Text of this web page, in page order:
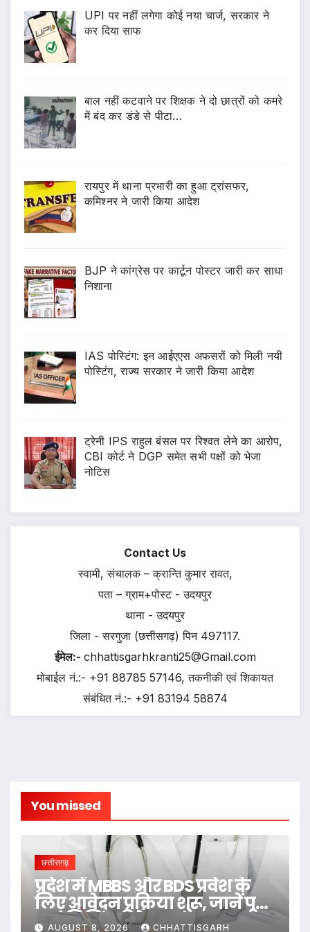
UPI पर नहीं लगेगा कोई नया चार्ज, सरकार ने
कर दिया साफ
बाल नहीं कटवाने पर शिक्षक ने दो छात्रों को कमरे
में बंद कर डंडे से पीटा…
रायपुर में थाना प्रभारी का हुआ ट्रांसफर,
कमिश्नर ने जारी किया आदेश
BJP ने कांग्रेस पर कार्टून पोस्टर जारी कर साधा
निशाना
IAS पोस्टिंग: इन आईएएस अफसरों को मिली नयी
पोस्टिंग, राज्य सरकार ने जारी किया आदेश
ट्रेनी IPS राहुल बंसल पर रिश्वत लेने का आरोप,
CBI कोर्ट ने DGP समेत सभी पक्षों को भेजा
नोटिस
Contact Us
स्वामी, संचालक – क्रान्ति कुमार रावत,
पता – ग्राम+पोस्ट - उदयपुर
थाना - उदयपुर
जिला - सरगुजा (छत्तीसगढ़) पिन 497117.
ईमेल:- chhattisgarhkranti25@Gmail.com
मोबाईल नं.:- +91 88785 57146, तकनीकी एवं शिकायत
संबंधित नं.:- +91 83194 58874
You missed
छत्तीसगढ़
प्रदेश में MBBS और BDS प्रवेश के
लिए आवेदन प्रक्रिया शुरू, जानें पूरी
काउंसिलिंग डिटेल…
AUGUST 8, 2026 CHHATTISGARH